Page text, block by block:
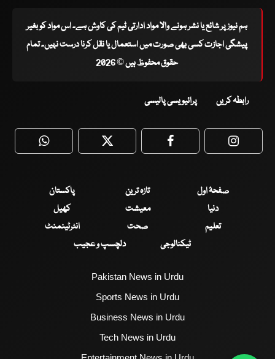
ہم نیوز پر شائع یا نشر ہونے والا مواد ادارتی ٹیم کی کاوش ہے۔ اس مواد کو بغیر
پیشگی اجازت کسی بھی صورت میں استعمال یا نقل کرنا درست نہیں۔ تمام
حقوق محفوظ ہیں © 2026
رابطہ کریں پرائیویسی پالیسی
WhatsApp Twitter Facebook
صفحۂ اول تازہ ترین
پاکستان
دنیا
معیشت
کھیل
تعلیم
صحت
انٹرٹینمنٹ
ٹیکنالوجی
دلچسپ و عجیب
Pakistan News in Urdu
Sports News in Urdu
Business News in Urdu
Tech News in Urdu